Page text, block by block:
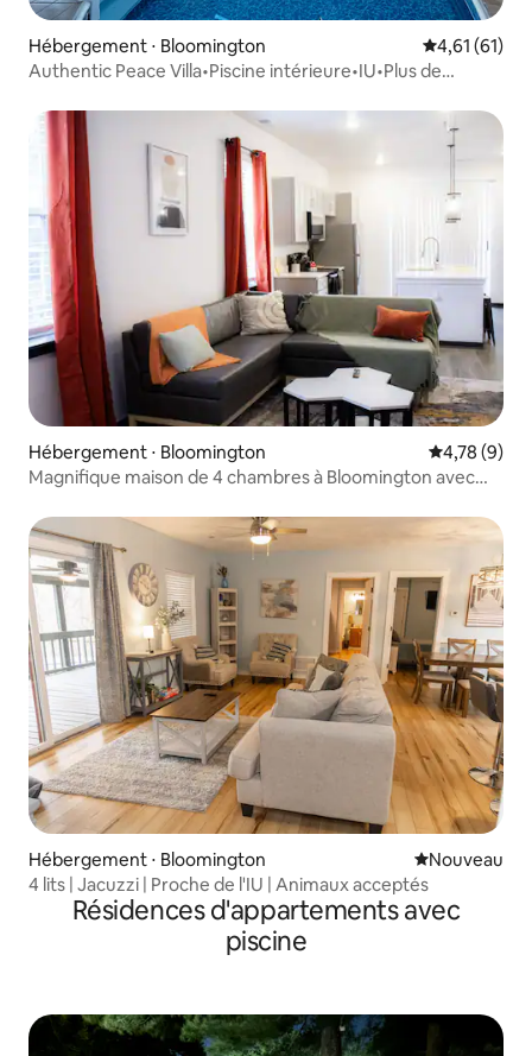
Hébergement ⋅ Bloomington Évaluation
4,61 (61)
Authentic Peace Villa•Piscine intérieure•IU•Plus de
Hébergement ⋅ Bloomington Évaluation
4,78 (9)
Magnifique maison de 4 chambres à Bloomington avec
Hébergement ⋅ Bloomington Nouvel
Nouveau
4 lits | Jacuzzi | Proche de l'IU | Animaux acceptés
Résidences d'appartements avec
piscine